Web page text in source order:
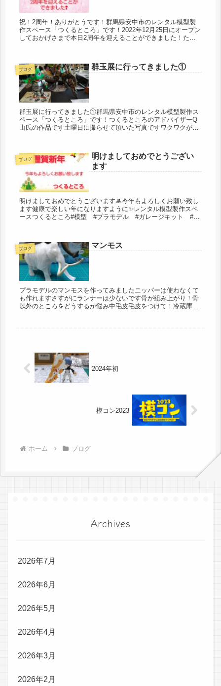
祝！2周年！ありがとうです！群馬県安中市のレンタル模型製
作スペース「つくるところ」です！2022年12月25日にオープン
しておかげさまで本日2周年を迎えることができました！たく
ブログ 群玉展に行ってきました①
群玉展に行ってきました①群馬県安中市のレンタル模型製作ス
ペース「つくるところ」です！つくるところのアドバイザーQ
山氏の作品です土曜日に撮らせて頂いた写真ですワクワクが止
ブログ
明けましておめでとうござい
ます
明けましておめでとうございます🎍今年もよろしくお願い致し
ます健康で楽しい年になりますように✨レンタル模型製作スペ
ースつくるところ#模型 #プラモデル #ガレージキット #ス
ブログ マンモス
プラモデルのマンモスを作ってみましたニッパーは使わなくて
も作れますさすがにランナーは少ないです骨が組み上がり！骨
以外のところをどうするか悩み中毛皮毛皮をつけて！冷蔵庫で
2024年初
模コン2023
ホーム ブログ
Archives
2026年7月
2026年6月
2026年5月
2026年4月
2026年3月
2026年2月